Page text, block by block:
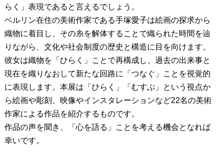
らく」表現であると言えるでしょう。
ベルリン在住の美術作家である手塚愛子は絵画の探求から
織物に着目し、その糸を解体することで織られた時間を辿
りながら、文化や社会制度の歴史と構造に目を向けます。
彼女は織物を「ひらく」ことで再構成し、過去の出来事と
現在を織りなおして新たな回路に「つなぐ」ことを視覚的
に表現します。本展は「ひらく」「むすぶ」という視点か
ら絵画や彫刻、映像やインスタレーションなど22名の美術
作家による作品を紹介するものです。
作品の声を聞き、「心を語る」ことを考える機会となれば
幸いです。